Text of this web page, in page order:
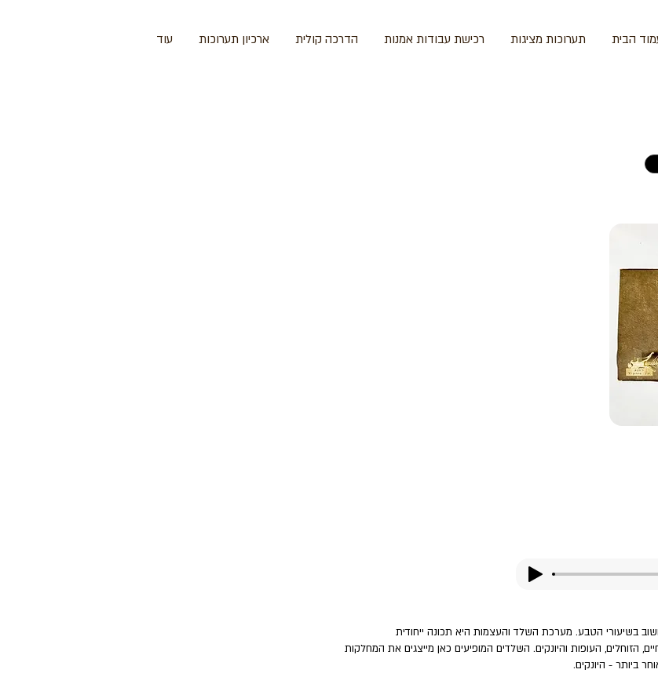
הבית תערוכות מציגות רכישת עבודות אמנות הדרכה קולית ארכיון תערוכות עוד
בשיעורי הטבע. מערכת השלד והעצמות היא תכונה ייחודית
הזוחלים, העופות והיונקים. השלדים המופיעים כאן מייצגים את המחלקות
ביותר - היונקים.